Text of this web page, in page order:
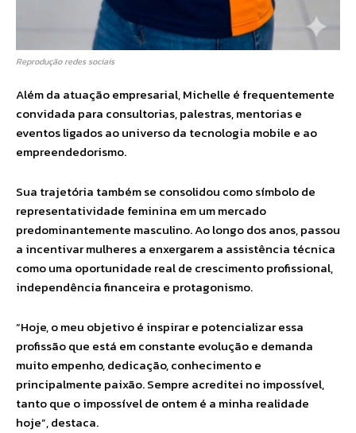
Reprodução redes sociais
Além da atuação empresarial, Michelle é frequentemente
convidada para consultorias, palestras, mentorias e
eventos ligados ao universo da tecnologia mobile e ao
empreendedorismo.
Sua trajetória também se consolidou como símbolo de
representatividade feminina em um mercado
predominantemente masculino. Ao longo dos anos, passou
a incentivar mulheres a enxergarem a assistência técnica
como uma oportunidade real de crescimento profissional,
independência financeira e protagonismo.
“Hoje, o meu objetivo é inspirar e potencializar essa
profissão que está em constante evolução e demanda
muito empenho, dedicação, conhecimento e
principalmente paixão. Sempre acreditei no impossível,
tanto que o impossível de ontem é a minha realidade
hoje”, destaca.